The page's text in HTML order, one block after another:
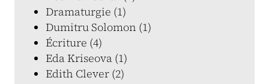
Dramaturgie (1)
Dumitru Solomon (1)
Écriture (4)
Eda Kriseova (1)
Edith Clever (2)